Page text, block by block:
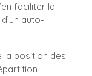
faciliter la
auto-
la position des